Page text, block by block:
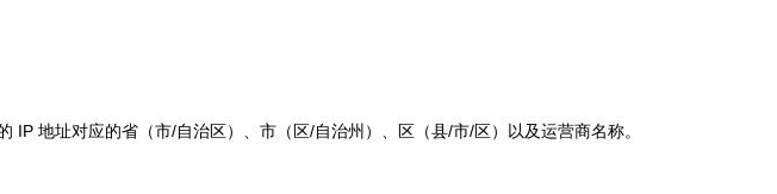
地址对应的省（市/自治区）、市（区/自治州）、区（县/市/区）以及运营商名称。